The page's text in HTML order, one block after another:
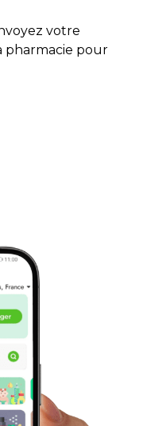
votre
pharmacie pour